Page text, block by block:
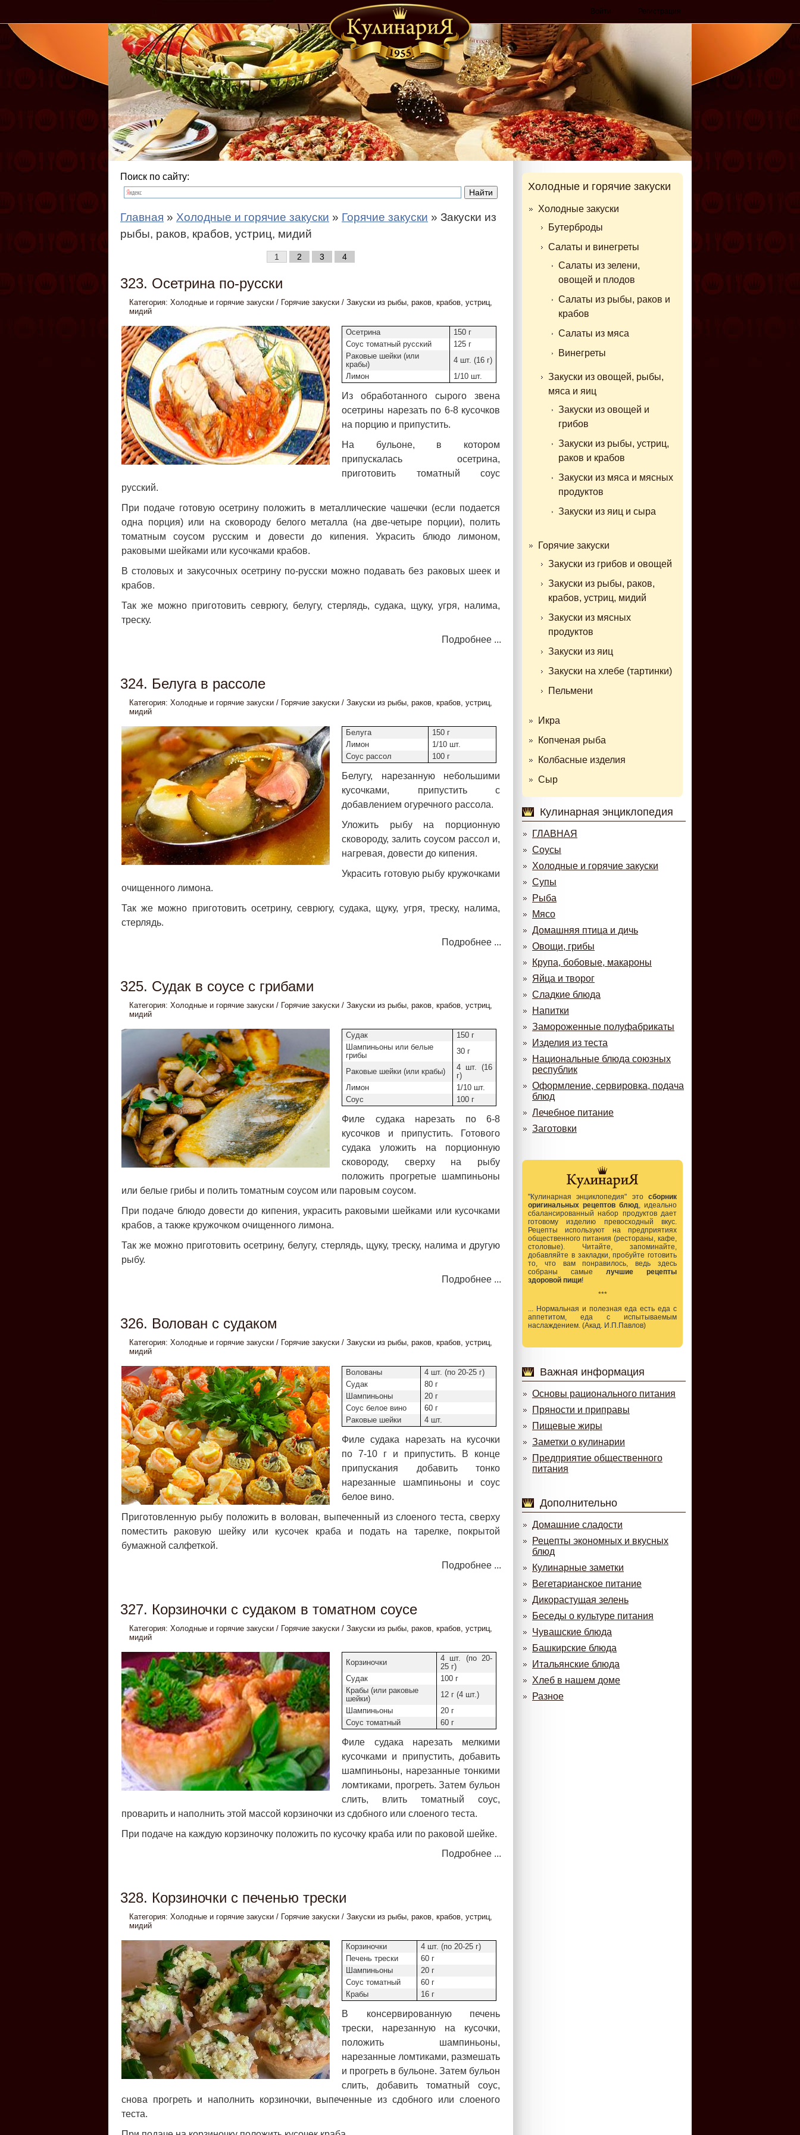
Войти Регистрация
Поиск по сайту:
Главная » Холодные и горячие закуски » Горячие закуски » Закуски из
рыбы, раков, крабов, устриц, мидий
1 2 3 4
323. Осетрина по-русски
Категория: Холодные и горячие закуски / Горячие закуски / Закуски из рыбы, раков, крабов, устриц,
мидий
Осетрина
150 г
Соус томатный русский
125 г
Раковые шейки (или
крабы)
4 шт. (16 г)
Лимон
1/10 шт.
Из обработанного сырого звена
осетрины нарезать по 6-8 кусочков
на порцию и припустить.
На бульоне, в котором
припускалась осетрина,
приготовить томатный соус
русский.
При подаче готовую осетрину положить в металлические чашечки (если подается
одна порция) или на сковороду белого металла (на две-четыре порции), полить
томатным соусом русским и довести до кипения. Украсить блюдо лимоном,
раковыми шейками или кусочками крабов.
В столовых и закусочных осетрину по-русски можно подавать без раковых шеек и
крабов.
Так же можно приготовить севрюгу, белугу, стерлядь, судака, щуку, угря, налима,
треску.
Подробнее ...
324. Белуга в рассоле
Категория: Холодные и горячие закуски / Горячие закуски / Закуски из рыбы, раков, крабов, устриц,
мидий
Белуга
150 г
Лимон
1/10 шт.
Соус рассол
100 г
Белугу, нарезанную небольшими
кусочками, припустить с
добавлением огуречного рассола.
Уложить рыбу на порционную
сковороду, залить соусом рассол и,
нагревая, довести до кипения.
Украсить готовую рыбу кружочками
очищенного лимона.
Так же можно приготовить осетрину, севрюгу, судака, щуку, угря, треску, налима,
стерлядь.
Подробнее ...
325. Судак в соусе с грибами
Категория: Холодные и горячие закуски / Горячие закуски / Закуски из рыбы, раков, крабов, устриц,
мидий
Судак
150 г
Шампиньоны или белые
грибы
30 г
Раковые шейки (или крабы)
4 шт. (16
г)
Лимон
1/10 шт.
Соус
100 г
Филе судака нарезать по 6-8
кусочков и припустить. Готового
судака уложить на порционную
сковороду, сверху на рыбу
положить прогретые шампиньоны
или белые грибы и полить томатным соусом или паровым соусом.
При подаче блюдо довести до кипения, украсить раковыми шейками или кусочками
крабов, а также кружочком очищенного лимона.
Так же можно приготовить осетрину, белугу, стерлядь, щуку, треску, налима и другую
рыбу.
Подробнее ...
326. Волован с судаком
Категория: Холодные и горячие закуски / Горячие закуски / Закуски из рыбы, раков, крабов, устриц,
мидий
Волованы
4 шт. (по 20-25 г)
Судак
80 г
Шампиньоны
20 г
Соус белое вино
60 г
Раковые шейки
4 шт.
Филе судака нарезать на кусочки
по 7-10 г и припустить. В конце
припускания добавить тонко
нарезанные шампиньоны и соус
белое вино.
Приготовленную рыбу положить в волован, выпеченный из слоеного теста, сверху
поместить раковую шейку или кусочек краба и подать на тарелке, покрытой
бумажной салфеткой.
Подробнее ...
327. Корзиночки с судаком в томатном соусе
Категория: Холодные и горячие закуски / Горячие закуски / Закуски из рыбы, раков, крабов, устриц,
мидий
Корзиночки
4 шт. (по 20-
25 г)
Судак
100 г
Крабы (или раковые
шейки)
12 г (4 шт.)
Шампиньоны
20 г
Соус томатный
60 г
Филе судака нарезать мелкими
кусочками и припустить, добавить
шампиньоны, нарезанные тонкими
ломтиками, прогреть. Затем бульон
слить, влить томатный соус,
проварить и наполнить этой массой корзиночки из сдобного или слоеного теста.
При подаче на каждую корзиночку положить по кусочку краба или по раковой шейке.
Подробнее ...
328. Корзиночки с печенью трески
Категория: Холодные и горячие закуски / Горячие закуски / Закуски из рыбы, раков, крабов, устриц,
мидий
Корзиночки
4 шт. (по 20-25 г)
Печень трески
60 г
Шампиньоны
20 г
Соус томатный
60 г
Крабы
16 г
В консервированную печень
трески, нарезанную на кусочки,
положить шампиньоны,
нарезанные ломтиками, размешать
и прогреть в бульоне. Затем бульон
слить, добавить томатный соус,
снова прогреть и наполнить корзиночки, выпеченные из сдобного или слоеного
теста.
Холодные и горячие закуски
Холодные закуски
Бутерброды
Салаты и винегреты
Салаты из зелени,
овощей и плодов
Салаты из рыбы, раков и
крабов
Салаты из мяса
Винегреты
Закуски из овощей, рыбы,
мяса и яиц
Закуски из овощей и
грибов
Закуски из рыбы, устриц,
раков и крабов
Закуски из мяса и мясных
продуктов
Закуски из яиц и сыра
Горячие закуски
Закуски из грибов и овощей
Закуски из рыбы, раков,
крабов, устриц, мидий
Закуски из мясных
продуктов
Закуски из яиц
Закуски на хлебе (тартинки)
Пельмени
Икра
Копченая рыба
Колбасные изделия
Сыр
Кулинарная энциклопедия
ГЛАВНАЯ
Соусы
Холодные и горячие закуски
Супы
Рыба
Мясо
Домашняя птица и дичь
Овощи, грибы
Крупа, бобовые, макароны
Яйца и творог
Сладкие блюда
Напитки
Замороженные полуфабрикаты
Изделия из теста
Национальные блюда союзных
республик
Оформление, сервировка, подача
блюд
Лечебное питание
Заготовки
"Кулинарная энциклопедия" это сборник
оригинальных рецептов блюд, идеально
сбалансированный набор продуктов дает
готовому изделию превосходный вкус.
Рецепты используют на предприятиях
общественного питания (рестораны, кафе,
столовые). Читайте, запоминайте,
добавляйте в закладки, пробуйте готовить
то, что вам понравилось, ведь здесь
собраны самые лучшие рецепты
здоровой пищи!
***
... Нормальная и полезная еда есть еда с
аппетитом, еда с испытываемым
наслаждением. (Акад. И.П.Павлов)
Важная информация
Основы рационального питания
Пряности и приправы
Пищевые жиры
Заметки о кулинарии
Предприятие общественного
питания
Дополнительно
Домашние сладости
Рецепты экономных и вкусных
блюд
Кулинарные заметки
Вегетарианское питание
Дикорастущая зелень
Беседы о культуре питания
Чувашские блюда
Башкирские блюда
Итальянские блюда
Хлеб в нашем доме
Разное